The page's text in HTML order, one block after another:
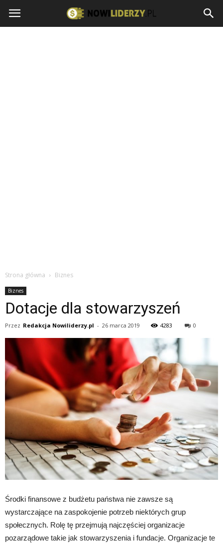
Strona główna Biznes
Biznes
Dotacje dla stowarzyszeń
Przez Redakcja Nowiliderzy.pl - 26 marca 2019 4283 0
Środki finansowe z budżetu państwa nie zawsze są
wystarczające na zaspokojenie potrzeb niektórych grup
społecznych. Rolę tę przejmują najczęściej organizacje
pozarządowe takie jak stowarzyszenia i fundacje. Organizacje te